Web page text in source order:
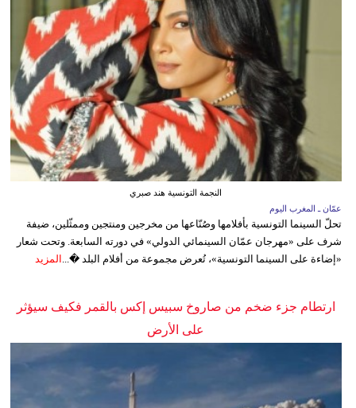
النجمة التونسية هند صبري
عمّان ـ المغرب اليوم
تحلّ السينما التونسية بأفلامها وصُنّاعها من مخرجين ومنتجين وممثّلين، ضيفة
شرف على «مهرجان عمّان السينمائي الدولي» في دورته السابعة. وتحت شعار
«إضاءة على السينما التونسية»، تُعرض مجموعة من أفلام البلد �... المزيد
ارتطام جزء ضخم من صاروخ سبيس إكس بالقمر فكيف سيؤثر
على الأرض